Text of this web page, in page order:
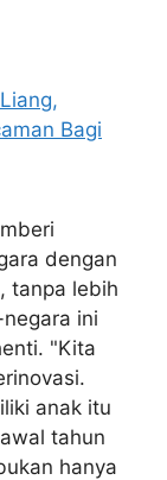
dengan
tanpa lebih
ini
"Kita
anak itu
tahun
hanya